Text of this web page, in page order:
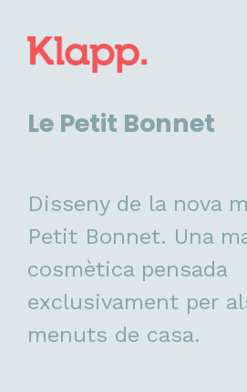
Le Petit Bonnet
Disseny de la nova
Petit Bonnet. Una
cosmètica pensada
exclusivament per
menuts de casa.